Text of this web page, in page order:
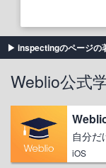
inspectingのページの
Weblio公式
自分だ
iOS